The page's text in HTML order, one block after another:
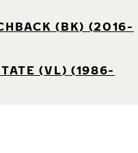
(BK) (2016-
(VL) (1986-